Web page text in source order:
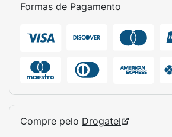
Formas de Pagamento
Compre pelo Drogatel